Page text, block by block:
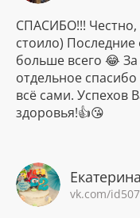
СПАСИБО!!! Честно,
стоило)
больше всего 😂
отдельное
всё сами. Успехов
здоровья!👍😘
Екатерина
vk.com/